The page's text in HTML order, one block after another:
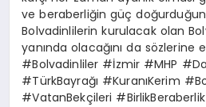
ve beraberliğin güç
Bolvadinlilerin kurulacak olan
yanında olacağını da
#Bolvadinliler #İzmir #MHP
#TürkBayrağı #KuranıKerim
#VatanBekçileri